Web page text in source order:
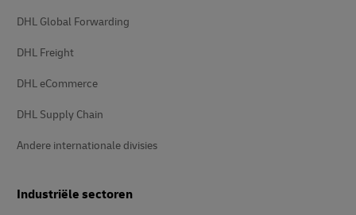
DHL Global Forwarding
DHL Freight
DHL eCommerce
DHL Supply Chain
Andere internationale divisies
Industriële sectoren